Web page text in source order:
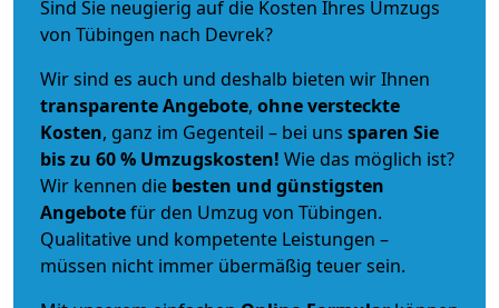
Sind Sie neugierig auf die Kosten Ihres Umzugs
von Tübingen nach Devrek?
Wir sind es auch und deshalb bieten wir Ihnen
transparente Angebote, ohne versteckte
Kosten, ganz im Gegenteil – bei uns sparen Sie
bis zu 60 % Umzugskosten! Wie das möglich ist?
Wir kennen die besten und günstigsten
Angebotefür den Umzug von Tübingen.
Qualitative und kompetente Leistungen –
müssen nicht immer übermäßig teuer sein.